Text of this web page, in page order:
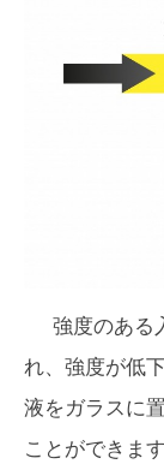
強度のある
れ、強度が低
液をガラスに
ことができま